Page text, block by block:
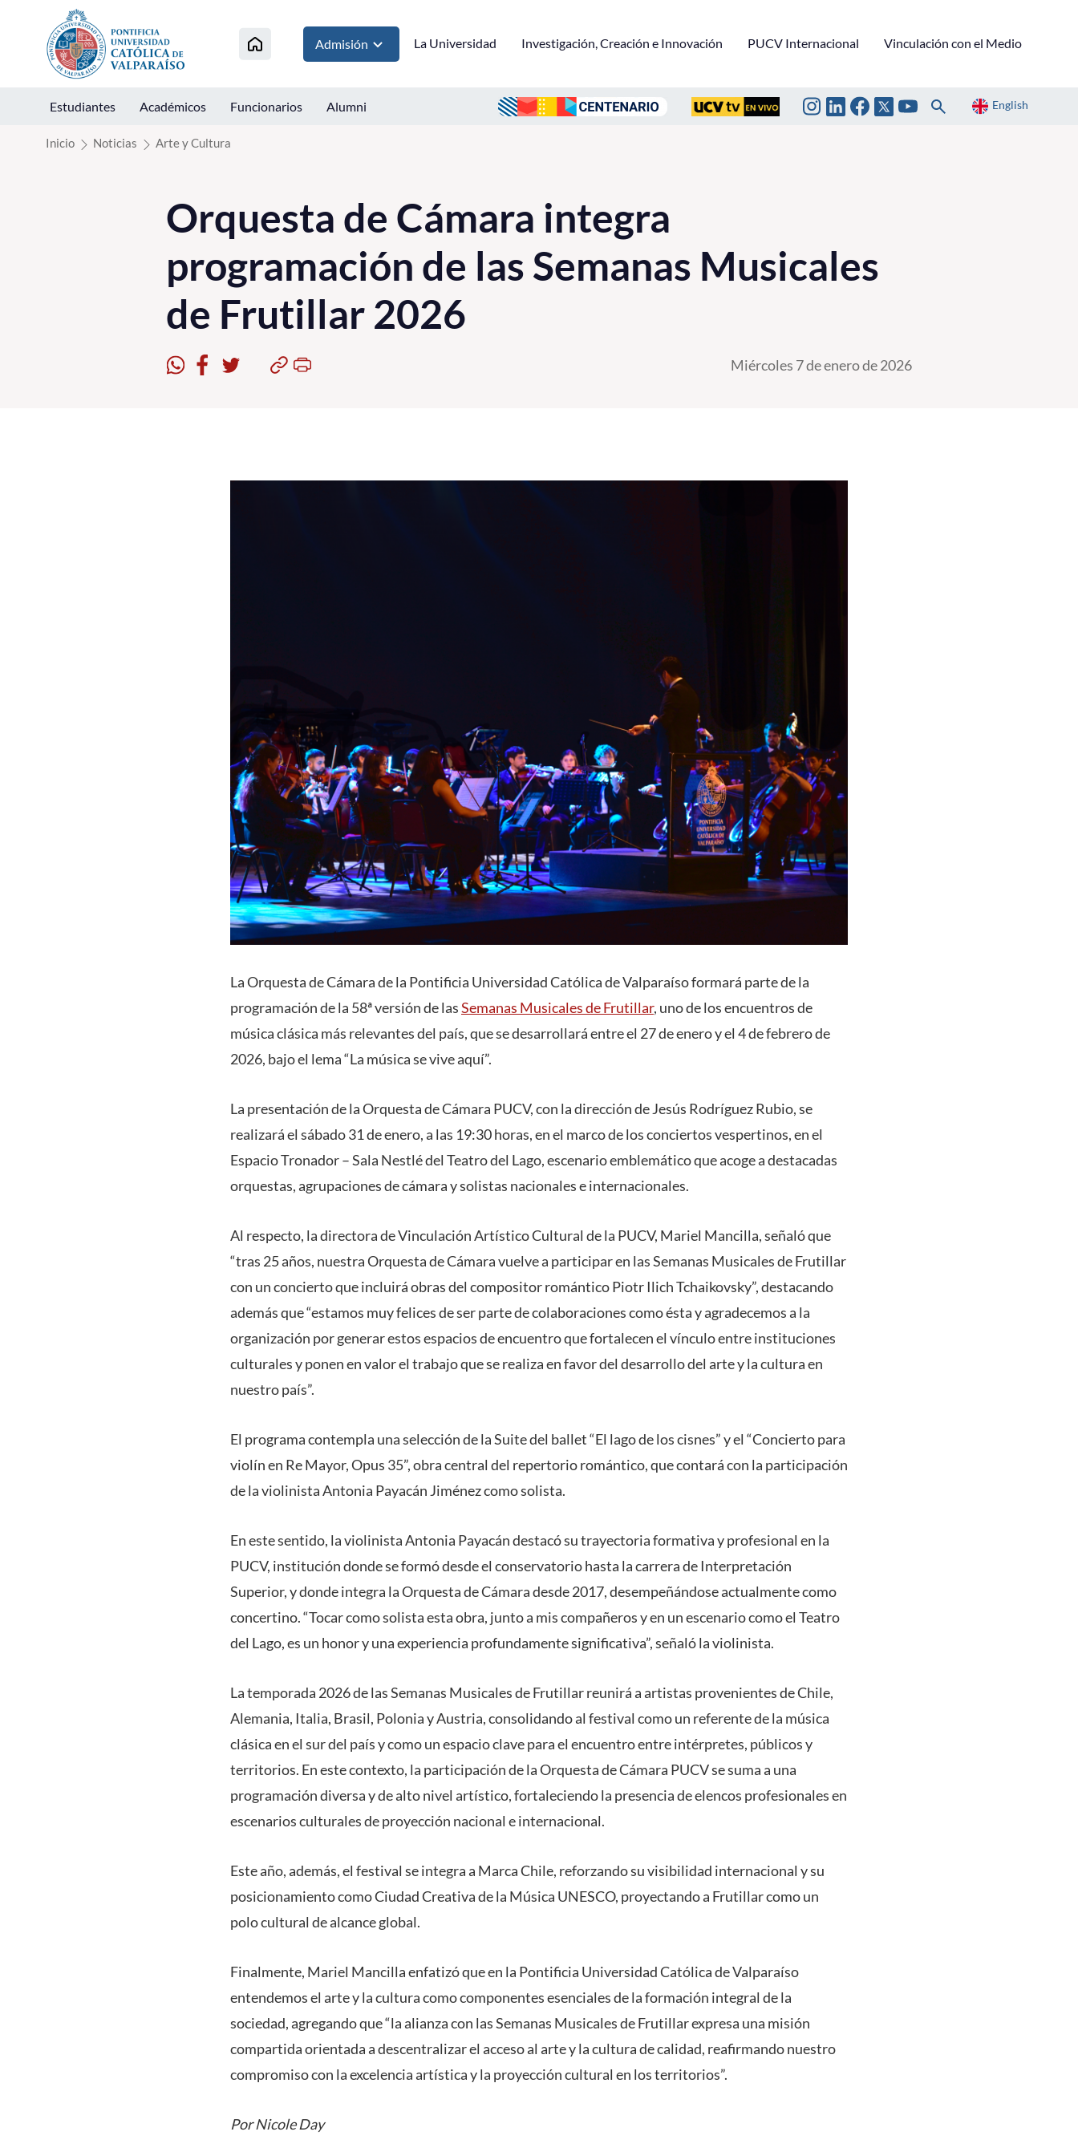
Click acá para ir directamente al contenido
Admisión La Universidad Investigación, Creación e Innovación PUCV Internacional Vinculación con el Medio
Estudiantes Académicos Funcionarios Alumni English
Inicio Noticias Arte y Cultura
Orquesta de Cámara integra
programación de las Semanas Musicales
de Frutillar 2026
Miércoles 7 de enero de 2026
La Orquesta de Cámara de la Pontificia Universidad Católica de Valparaíso formará parte de la
programación de la 58ª versión de lasSemanas Musicales de Frutillar, uno de los encuentros de
música clásica más relevantes del país, que se desarrollará entre el 27 de enero y el 4 de febrero de
2026, bajo el lema “La música se vive aquí”.
La presentación de la Orquesta de Cámara PUCV, con la dirección de Jesús Rodríguez Rubio, se
realizará el sábado 31 de enero, a las 19:30 horas, en el marco de los conciertos vespertinos, en el
Espacio Tronador – Sala Nestlé del Teatro del Lago, escenario emblemático que acoge a destacadas
orquestas, agrupaciones de cámara y solistas nacionales e internacionales.
Al respecto, la directora de Vinculación Artístico Cultural de la PUCV, Mariel Mancilla, señaló que
“tras 25 años, nuestra Orquesta de Cámara vuelve a participar en las Semanas Musicales de Frutillar
con un concierto que incluirá obras del compositor romántico Piotr Ilich Tchaikovsky”, destacando
además que “estamos muy felices de ser parte de colaboraciones como ésta y agradecemos a la
organización por generar estos espacios de encuentro que fortalecen el vínculo entre instituciones
culturales y ponen en valor el trabajo que se realiza en favor del desarrollo del arte y la cultura en
nuestro país”.
El programa contempla una selección de la Suite del ballet “El lago de los cisnes” y el “Concierto para
violín en Re Mayor, Opus 35”, obra central del repertorio romántico, que contará con la participación
de la violinista Antonia Payacán Jiménez como solista.
En este sentido, la violinista Antonia Payacán destacó su trayectoria formativa y profesional en la
PUCV, institución donde se formó desde el conservatorio hasta la carrera de Interpretación
Superior, y donde integra la Orquesta de Cámara desde 2017, desempeñándose actualmente como
concertino. “Tocar como solista esta obra, junto a mis compañeros y en un escenario como el Teatro
del Lago, es un honor y una experiencia profundamente significativa”, señaló la violinista.
La temporada 2026 de las Semanas Musicales de Frutillar reunirá a artistas provenientes de Chile,
Alemania, Italia, Brasil, Polonia y Austria, consolidando al festival como un referente de la música
clásica en el sur del país y como un espacio clave para el encuentro entre intérpretes, públicos y
territorios. En este contexto, la participación de la Orquesta de Cámara PUCV se suma a una
programación diversa y de alto nivel artístico, fortaleciendo la presencia de elencos profesionales en
escenarios culturales de proyección nacional e internacional.
Este año, además, el festival se integra a Marca Chile, reforzando su visibilidad internacional y su
posicionamiento como Ciudad Creativa de la Música UNESCO, proyectando a Frutillar como un
polo cultural de alcance global.
Finalmente, Mariel Mancilla enfatizó que en la Pontificia Universidad Católica de Valparaíso
entendemos el arte y la cultura como componentes esenciales de la formación integral de la
sociedad, agregando que “la alianza con las Semanas Musicales de Frutillar expresa una misión
compartida orientada a descentralizar el acceso al arte y la cultura de calidad, reafirmando nuestro
compromiso con la excelencia artística y la proyección cultural en los territorios”.
Por Nicole Day